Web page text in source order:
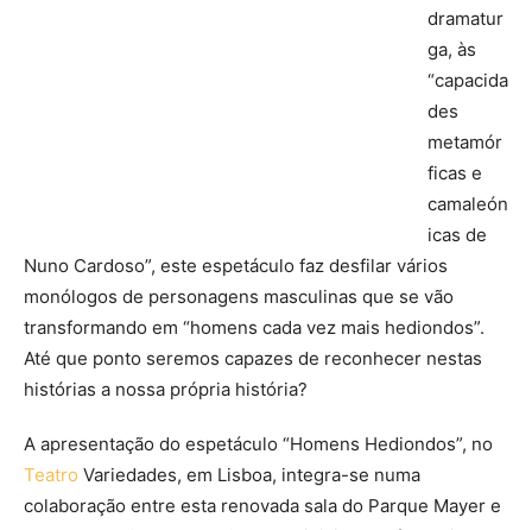
dramatur
ga, às
“capacida
des
metamór
ficas e
camaleón
icas de
Nuno Cardoso”, este espetáculo faz desfilar vários
monólogos de personagens masculinas que se vão
transformando em “homens cada vez mais hediondos”.
Até que ponto seremos capazes de reconhecer nestas
histórias a nossa própria história?
A apresentação do espetáculo “Homens Hediondos”, no
Teatro Variedades, em Lisboa, integra-se numa
colaboração entre esta renovada sala do Parque Mayer e